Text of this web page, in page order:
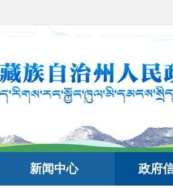
新闻中心 政府